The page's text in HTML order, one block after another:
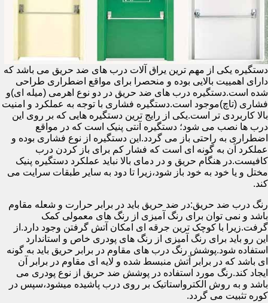
دستگیره یکی از مهم ترین یراق آلات درب های ضد حریق می باشد که
دارای اهمییت بالایی بوده و منحصرا برای مواقع اضطراری طراحی
شده است.دستگیره درب های ضد حریق در دو نوع اهرمی (میله ای)و
فشاری (تاچ)موجود است.دستگیره فشاری با توجه به عملکرد و امنیت
بالا کاربردی تر است.یکی از رایج ترین دستگیره هایی که بر روی این
درب ها نصب می شود؛ دستگیره آنتی پنیک است که در مواقع
اضطراری به راحتی باز می گردد.این دستگیره از نوع فشاری بوده و
عملکرد آن به گونه ای است که فشار کم برای باز کردن درب
کافیست.در هنگام حریق و در دمای بالا نباید عملکرد دستگیره پنیک
مختل و یا خود به خود باز شود،زیرا تا دود به سایر طبقات سرایت می
کند.
رنگ درب ضد حریق:در ضد حریق باید در برابر حرارت و شعله مقاوم
باشد و نمی توان برای رنگ آمیزی از رنگ های معمولی کمک
گرفت.زیرا با کوچک ترین جرقه ای امکان آتش گرفتن وجود دارد.از
این رو باید برای رنگ آمیزی از رنگ های پودری خاص و استاندارد
استفاده شود.پوشش رنگ درب های مقاوم در برابر حریق باید به گونه
ای باشد که در برابر آتش منبسط شده و لایه ای مقاوم در برابر آن
ایجاد کند.رنگ مورد استفاده در پوشش ضد حریق از نوع پودری می
باشد و به روش الکترواستاتیک بر روی درب پاشیده میشود،سپس در
کوره تثبیت می گردد.